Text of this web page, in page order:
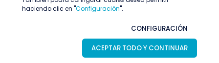
haciendo clic en "Configuración".
CONFIGURACIÓN
ACEPTAR TODO Y CONTINUAR